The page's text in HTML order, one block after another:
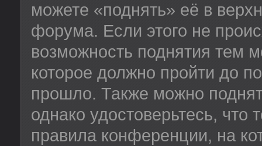
можете «поднять» её в
форума. Если этого не
возможность поднятия тем
которое должно пройти до
прошло. Также можно
однако удостоверьтесь,
правила конференции, на